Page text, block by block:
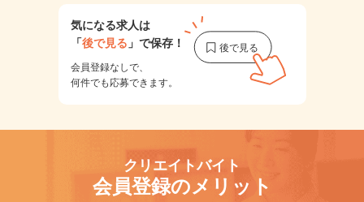
気になる求人は
「後で見る 」で保存！
会員登録なしで、
何件でも応募できます。
クリエイトバイト
会員登録のメリット